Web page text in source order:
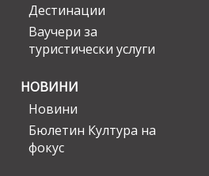
Дестинации
Ваучери за
туристически услуги
НОВИНИ
Новини
Бюлетин Култура на
фокус